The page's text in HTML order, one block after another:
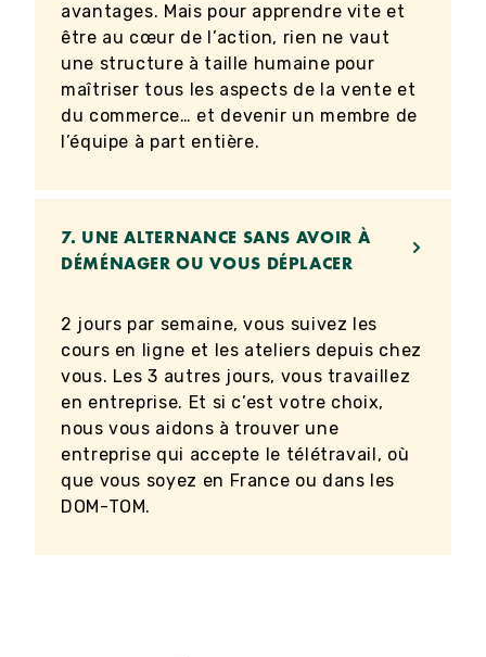
avantages. Mais pour apprendre vite et
être au cœur de l’action, rien ne vaut
une structure à taille humaine pour
maîtriser tous les aspects de la vente et
du commerce… et devenir un membre de
l’équipe à part entière.
7. UNE ALTERNANCE SANS AVOIR À
DÉMÉNAGER OU VOUS DÉPLACER
2 jours par semaine, vous suivez les
cours en ligne et les ateliers depuis chez
vous. Les 3 autres jours, vous travaillez
en entreprise. Et si c’est votre choix,
nous vous aidons à trouver une
entreprise qui accepte le télétravail, où
que vous soyez en France ou dans les
DOM-TOM.